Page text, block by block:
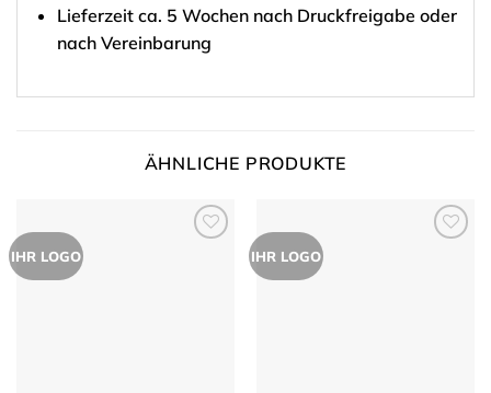
Lieferzeit ca. 5 Wochen nach Druckfreigabe oder
nach Vereinbarung
ÄHNLICHE PRODUKTE
IHR LOGO IHR LOGO